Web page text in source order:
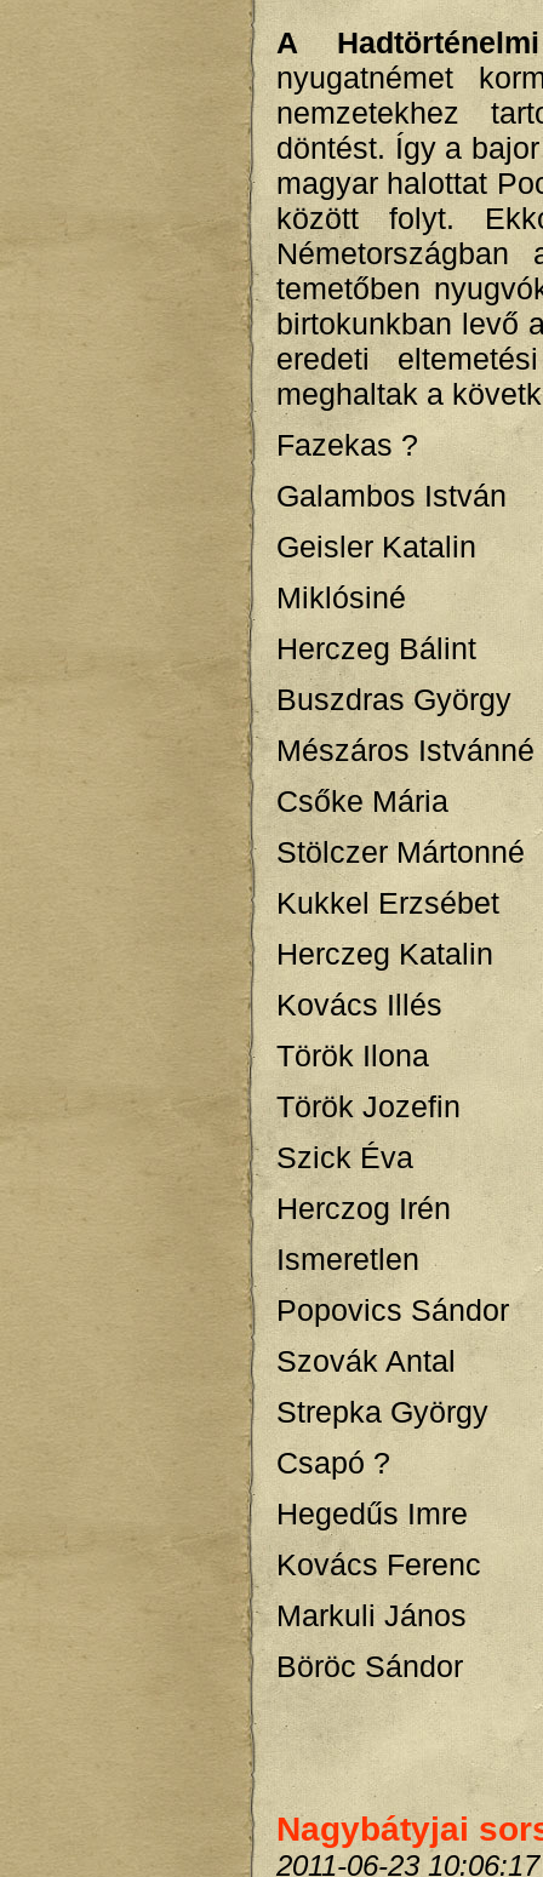
A
nyugatnémet
nemzetekhez
döntést. Így a
magyar halottat
között folyt.
temetőben
birtokunkban levő
eredeti
meghaltak a
Fazekas ?
Galambos István
Geisler Katalin
Miklósiné
Herczeg Bálint
Buszdras György
Mészáros Istvánné
Csőke Mária
Stölczer Mártonné
Kukkel Erzsébet
Herczeg Katalin
Kovács Illés
Török Ilona
Török Jozefin
Szick Éva
Herczog Irén
Ismeretlen
Popovics Sándor
Szovák Antal
Strepka György
Csapó ?
Hegedűs Imre
Kovács Ferenc
Markuli János
Böröc Sándor
Nagybátyjai
2011-06-23 10:06:17